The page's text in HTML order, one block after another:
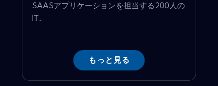
SAASアプリケーションを担当する200人の
IT...
もっと見る